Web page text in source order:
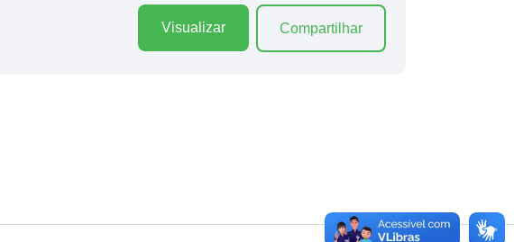
Visualizar Compartilhar